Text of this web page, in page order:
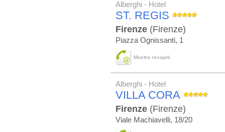
Alberghi - Hotel
ST. REGIS
Firenze (Firenze)
Piazza Ognissanti, 1
Mostra recapiti
Alberghi - Hotel
VILLA CORA
Firenze (Firenze)
Viale Machiavelli, 18/20